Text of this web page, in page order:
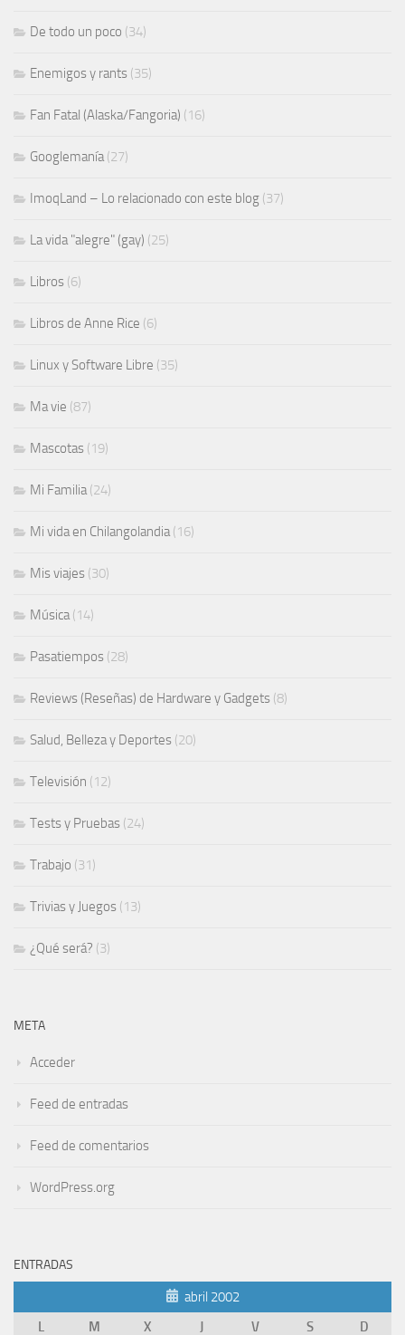
De todo un poco (34)
Enemigos y rants (35)
Fan Fatal (Alaska/Fangoria) (16)
Googlemanía(27)
ImoqLand – Lo relacionado con este blog (37)
La vida "alegre" (gay) (25)
Libros (6)
Libros de Anne Rice (6)
Linux y Software Libre (35)
Ma vie (87)
Mascotas (19)
Mi Familia(24)
Mi vida en Chilangolandia(16)
Mis viajes (30)
Música(14)
Pasatiempos (28)
Reviews (Reseñas) de Hardware y Gadgets (8)
Salud, Belleza y Deportes (20)
Televisión (12)
Tests y Pruebas (24)
Trabajo (31)
Trivias y Juegos (13)
¿Qué será? (3)
META
Acceder
Feed de entradas
Feed de comentarios
WordPress.org
ENTRADAS
abril 2002
L
M X J V S D